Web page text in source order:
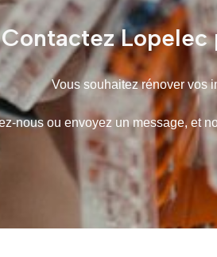
Contactez
Vous souhaitez rénover vos
nous ou envoyez un message, et